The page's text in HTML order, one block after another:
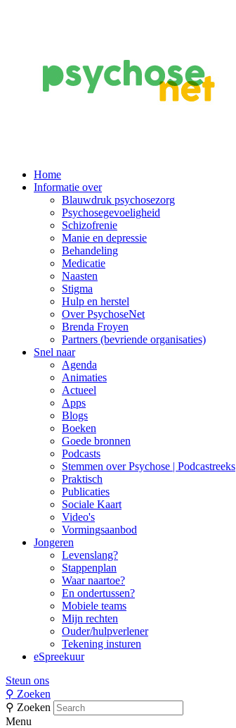
Main
Navigation
Home
Informatie over
Blauwdruk psychosezorg
Psychosegevoeligheid
Schizofrenie
Manie en depressie
Behandeling
Medicatie
Naasten
Stigma
Hulp en herstel
Over PsychoseNet
Brenda Froyen
Partners (bevriende organisaties)
Snel naar
Agenda
Animaties
Actueel
Apps
Blogs
Boeken
Goede bronnen
Podcasts
Stemmen over Psychose | Podcastreeks
Praktisch
Publicaties
Sociale Kaart
Video's
Vormingsaanbod
Jongeren
Levenslang?
Stappenplan
Waar naartoe?
En ondertussen?
Mobiele teams
Mijn rechten
Ouder/hulpverlener
Tekening insturen
eSpreekuur
Steun ons
⚲ Zoeken
⚲ Zoeken
Menu